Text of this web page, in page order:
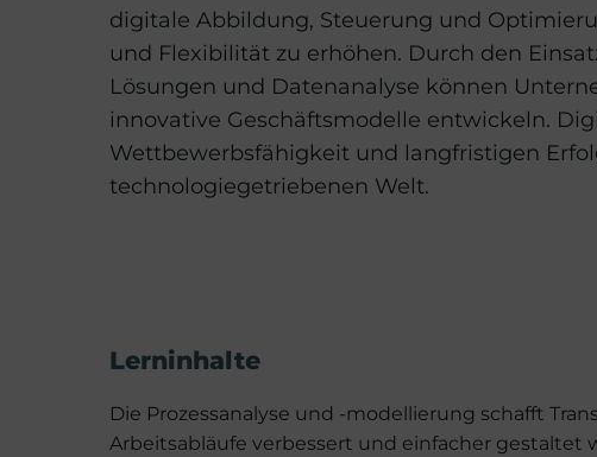
digitale Abbildung, Steuerung und
und Flexibilität zu erhöhen. Durch den
Lösungen und Datenanalyse können
innovative Geschäftsmodelle entwickeln.
Wettbewerbsfähigkeit und langfristigen
technologiegetriebenen Welt.
Lerninhalte
Die Prozessanalyse und -modellierung schafft
Arbeitsabläufe verbessert und einfacher gestaltet